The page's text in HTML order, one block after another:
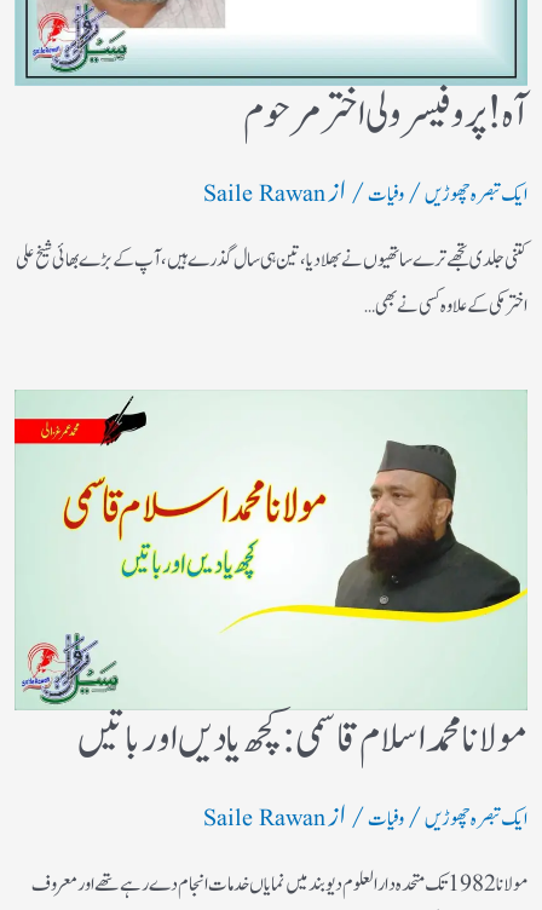
آه ! پروفیسر ولی اختر مرحوم
ایک تبصرہ چھوڑیں/وفیات/ ازSaile Rawan
کتنی جلدی تجھے ترے ساتھیوں نے بھلادیا، تین ہی سال گذرے ہیں، آپ کے بڑے بھائی شیخ علی
اختر مکی کے علاوہ کسی نے بھی…
مولانا محمد اسلام قاسمی: کچھ یادیں اور باتیں​
ایک تبصرہ چھوڑیں/وفیات/ ازSaile Rawan
مولانا 1982 تک متحدہ دارالعلوم دیوبند میں نمایاں خدمات انجام دے رہے تھے اور معروف